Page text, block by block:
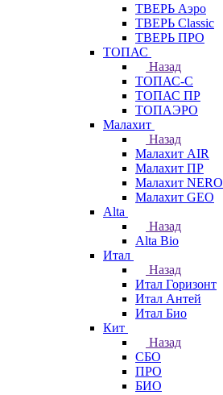
ТВЕРЬ Аэро
ТВЕРЬ Classic
ТВЕРЬ ПРО
ТОПАС
Назад
ТОПАС-С
ТОПАС ПР
ТОПАЭРО
Малахит
Назад
Малахит AIR
Малахит ПР
Малахит NERO
Малахит GEO
Alta
Назад
Alta Bio
Итал
Назад
Итал Горизонт
Итал Антей
Итал Био
Кит
Назад
СБО
ПРО
БИО